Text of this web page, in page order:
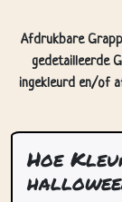
gedetailleerde
ingekleurd en/of
Hoe
Kies eerst